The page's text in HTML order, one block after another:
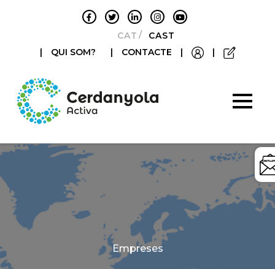
CATALÀCASTELLANO
|
QUI SOM? | CONTACTE | |
Categories
Empreses